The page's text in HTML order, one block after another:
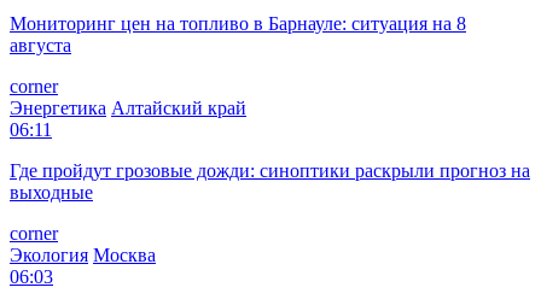
Мониторинг цен на топливо в Барнауле: ситуация на 8
августа
corner
Энергетика Алтайский край
06:11
Где пройдут грозовые дожди: синоптики раскрыли прогноз на
выходные
corner
Экология Москва
06:03